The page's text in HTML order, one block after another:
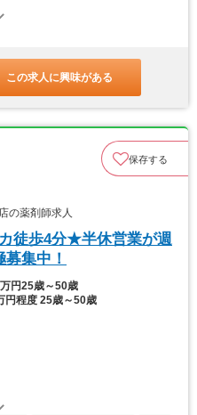
この求人に興味がある
保存する
の薬剤師求人
徒歩4分★半休営業が週
集中！
円25歳～50歳
円程度 25歳～50歳